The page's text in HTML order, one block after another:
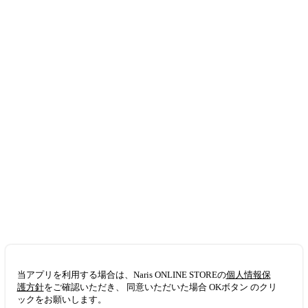
当アプリを利用する場合は、Naris ONLINE STOREの個人情報保
護方針をご確認いただき、 同意いただいた場合 OKボタン のクリ
ックをお願いします。